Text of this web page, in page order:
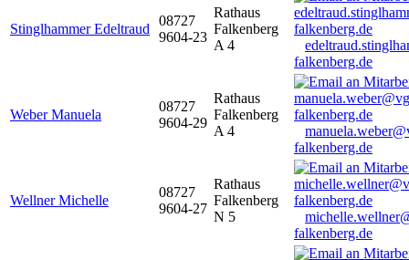
Stinglhammer Edeltraud
08727
9604-23
Rathaus
Falkenberg
A 4
falkenberg.de
Weber Manuela
08727
9604-29
Rathaus
Falkenberg
A 4
falkenberg.de
Wellner Michelle
08727
9604-27
Rathaus
Falkenberg
N 5
falkenberg.de